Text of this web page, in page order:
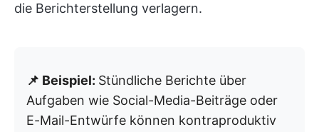
die Berichterstellung verlagern.
📌 Beispiel: Stündliche Berichte über
Aufgaben wie Social-Media-Beiträge oder
E-Mail-Entwürfe können kontraproduktiv